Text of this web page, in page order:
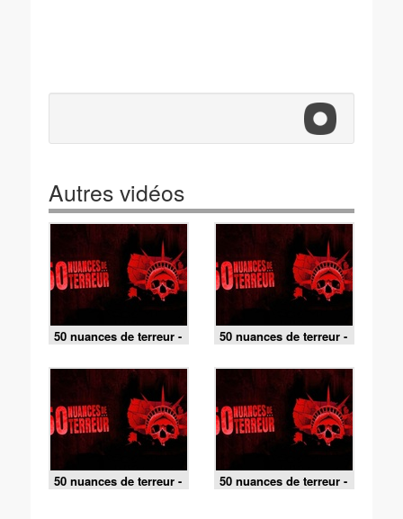
Autres vidéos
50 nuances de terreur -
Amies pour la vie
(Missouri) / Au fil de
l'horreur (Kansas)
50 nuances de terreur -
13 marches vers l'enfer
(Washington) / Arrêter
le temps (Oregon)
50 nuances de terreur -
L'île du mal
50 nuances de terreur -
On y est presque